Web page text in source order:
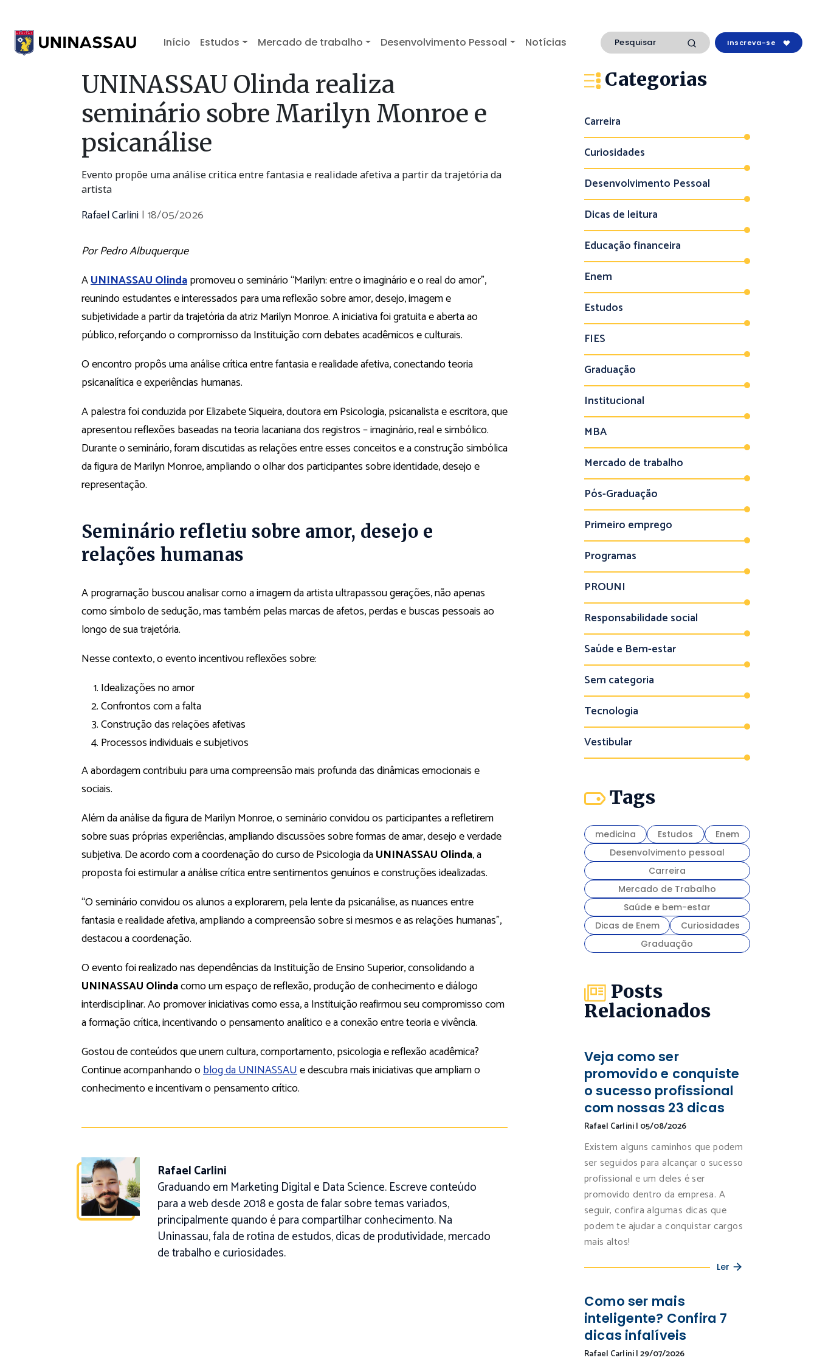
Início Estudos Mercado de trabalho Desenvolvimento Pessoal Notícias Inscreva-se
UNINASSAU Olinda realiza
seminário sobre Marilyn Monroe e
psicanálise
Evento propõe uma análise critica entre fantasia e realidade afetiva a partir da trajetória da
artista
Rafael Carlini | 18/05/2026
Por Pedro Albuquerque
AUNINASSAU Olindapromoveu o seminário “Marilyn: entre o imaginário e o real do amor”,
reunindo estudantes e interessados para uma reflexão sobre amor, desejo, imagem e
subjetividade a partir da trajetória da atriz Marilyn Monroe. A iniciativa foi gratuita e aberta ao
público, reforçando o compromisso da Instituição com debates acadêmicos e culturais.
O encontro propôs uma análise crítica entre fantasia e realidade afetiva, conectando teoria
psicanalítica e experiências humanas.
A palestra foi conduzida por Elizabete Siqueira, doutora em Psicologia, psicanalista e escritora, que
apresentou reflexões baseadas na teoria lacaniana dos registros – imaginário, real e simbólico.
Durante o seminário, foram discutidas as relações entre esses conceitos e a construção simbólica
da figura de Marilyn Monroe, ampliando o olhar dos participantes sobre identidade, desejo e
representação.
Seminário refletiu sobre amor, desejo e
relações humanas
A programação buscou analisar como a imagem da artista ultrapassou gerações, não apenas
como símbolo de sedução, mas também pelas marcas de afetos, perdas e buscas pessoais ao
longo de sua trajetória.
Nesse contexto, o evento incentivou reflexões sobre:
Idealizações no amor
Confrontos com a falta
Construção das relações afetivas
Processos individuais e subjetivos
A abordagem contribuiu para uma compreensão mais profunda das dinâmicas emocionais e
sociais.
Além da análise da figura de Marilyn Monroe, o seminário convidou os participantes a refletirem
sobre suas próprias experiências, ampliando discussões sobre formas de amar, desejo e verdade
subjetiva. De acordo com a coordenação do curso de Psicologia daUNINASSAU Olinda, a
proposta foi estimular a análise crítica entre sentimentos genuínos e construções idealizadas.
“O seminário convidou os alunos a explorarem, pela lente da psicanálise, as nuances entre
fantasia e realidade afetiva, ampliando a compreensão sobre si mesmos e as relações humanas”,
destacou a coordenação.
O evento foi realizado nas dependências da Instituição de Ensino Superior, consolidando a
UNINASSAU Olindacomo um espaço de reflexão, produção de conhecimento e diálogo
interdisciplinar. Ao promover iniciativas como essa, a Instituição reafirmou seu compromisso com
a formação crítica, incentivando o pensamento analítico e a conexão entre teoria e vivência.
Gostou de conteúdos que unem cultura, comportamento, psicologia e reflexão acadêmica?
Continue acompanhando oblog da UNINASSAUe descubra mais iniciativas que ampliam o
conhecimento e incentivam o pensamento crítico.
Rafael Carlini
Graduando em Marketing Digital e Data Science. Escreve conteúdo
para a web desde 2018 e gosta de falar sobre temas variados,
principalmente quando é para compartilhar conhecimento. Na
Uninassau, fala de rotina de estudos, dicas de produtividade, mercado
de trabalho e curiosidades.
Categorias
Carreira
Curiosidades
Desenvolvimento Pessoal
Dicas de leitura
Educação financeira
Enem
Estudos
FIES
Graduação
Institucional
MBA
Mercado de trabalho
Pós-Graduação
Primeiro emprego
Programas
PROUNI
Responsabilidade social
Saúde e Bem-estar
Sem categoria
Tecnologia
Vestibular
Tags
medicina Estudos
Enem
Desenvolvimento pessoal
Carreira
Mercado de Trabalho
Saúde e bem-estar
Dicas de Enem
Curiosidades
Graduação
Posts
Relacionados
Veja como ser
promovido e conquiste
o sucesso profissional
com nossas 23 dicas
Rafael Carlini| 05/08/2026
Existem alguns caminhos que podem
ser seguidos para alcançar o sucesso
profissional e um deles é ser
promovido dentro da empresa. A
seguir, confira algumas dicas que
podem te ajudar a conquistar cargos
mais altos!
Ler
Como ser mais
inteligente? Confira 7
dicas infalíveis
Rafael Carlini|29/07/2026